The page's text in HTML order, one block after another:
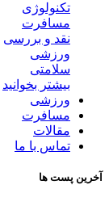
تکنولوژی
مسافرت
نقد و بررسی
ورزشی
سلامتی
بیشتر بخوانید
ورزشی
مسافرت
مقالات
تماس با ما
آخرین پست ها